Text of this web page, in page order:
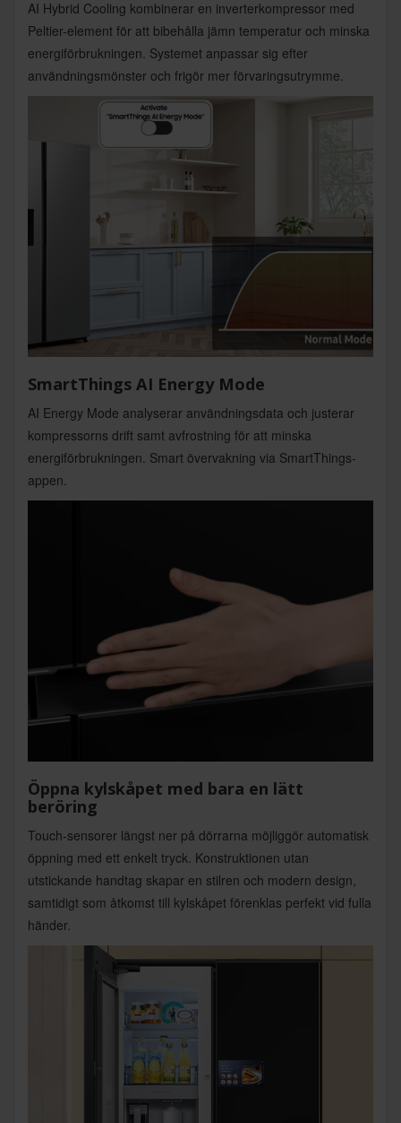
AI Hybrid Cooling kombinerar en inverterkompressor med
Peltier-element för att bibehålla jämn temperatur och minska
energiförbrukningen. Systemet anpassar sig efter
användningsmönster och frigör mer förvaringsutrymme.
SmartThings AI Energy Mode
AI Energy Mode analyserar användningsdata och justerar
kompressorns drift samt avfrostning för att minska
energiförbrukningen. Smart övervakning via SmartThings-
appen.
Öppna kylskåpet med bara en lätt
beröring
Touch-sensorer längst ner på dörrarna möjliggör automatisk
öppning med ett enkelt tryck. Konstruktionen utan
utstickande handtag skapar en stilren och modern design,
samtidigt som åtkomst till kylskåpet förenklas perfekt vid fulla
händer.